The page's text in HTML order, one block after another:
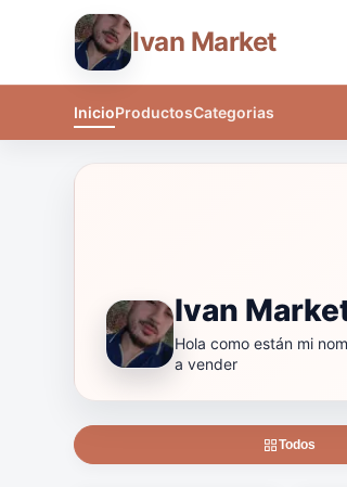
Ivan Market
InicioProductosCategorias
Ivan
Hola como están mi
a vender
Todos